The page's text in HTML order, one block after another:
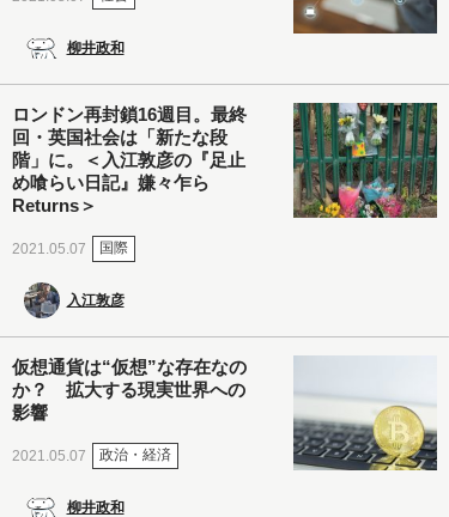
柳井政和
ロンドン再封鎖16週目。最終
回・英国社会は「新たな段
階」に。＜入江敦彦の『足止
め喰らい日記』嫌々乍ら
Returns＞
2021.05.07 国際
入江敦彦
仮想通貨は“仮想”な存在なの
か？ 拡大する現実世界への
影響
2021.05.07 政治・経済
柳井政和